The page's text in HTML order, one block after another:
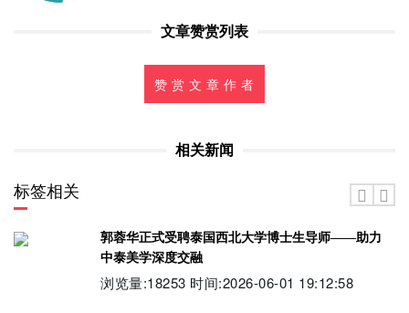
文章赞赏列表
赞 赏 文 章 作 者
相关新闻
标签相关
郭蓉华正式受聘泰国西北大学博士生导师——助力
中泰美学深度交融
浏览量:18253 时间:2026-06-01 19:12:58